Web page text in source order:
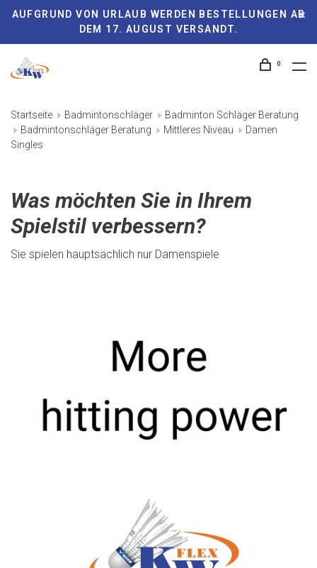
AUFGRUND VON URLAUB WERDEN BESTELLUNGEN AB
DEM 17. AUGUST VERSANDT.
0
Startseite Badmintonschläger
Badminton Schläger Beratung
Badmintonschläger Beratung
Mittleres Niveau
Damen
Singles
Was möchten Sie in Ihrem
Spielstil verbessern?
Sie spielen hauptsächlich nur Damenspiele